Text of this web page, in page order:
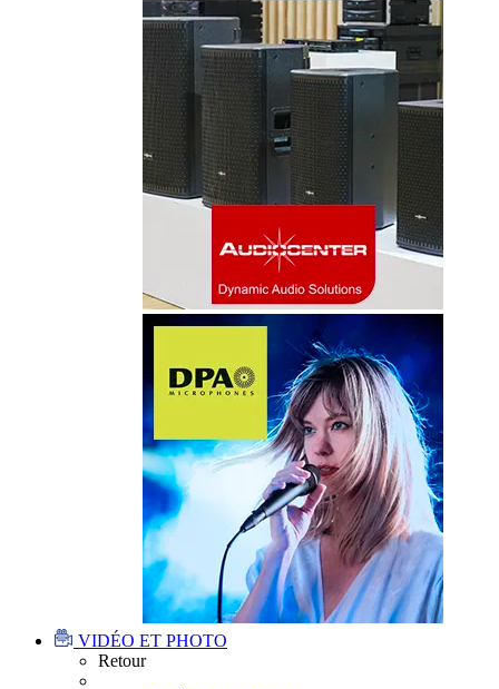
VIDÉO ET PHOTO
Retour